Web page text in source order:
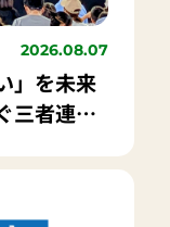
2026.08.07
」を未来
三者連携